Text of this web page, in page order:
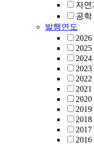
자연
공학
발행연도
2026
2025
2024
2023
2022
2021
2020
2019
2018
2017
2016